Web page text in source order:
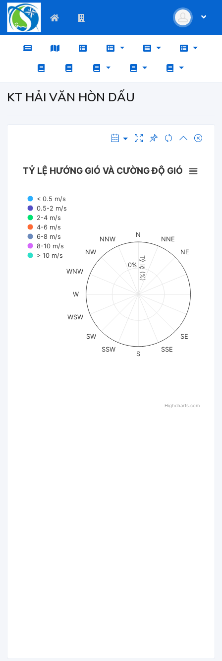
KT HẢI VĂN HÒN DẤU
Tỷ lệ (%)
TỶ LỆ HƯỚNG GIÓ VÀ CƯỜNG ĐỘ GIÓ
< 0.5 m/s
0.5-2 m/s
2-4 m/s
4-6 m/s
6-8 m/s
8-10 m/s
> 10 m/s
N
NNE
NE
SE
SSE
S
SSW
SW
WSW
W
WNW
NW
NNW
0%
Highcharts.com